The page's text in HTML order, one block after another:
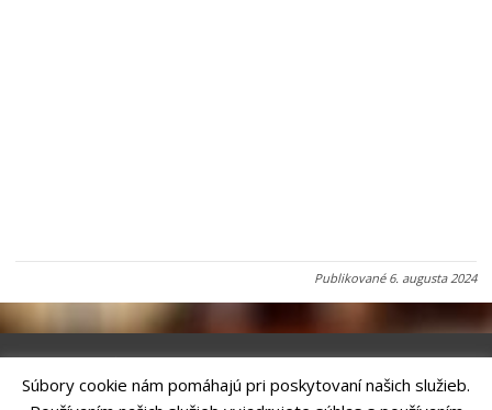
Publikované 6. augusta 2024
Riešenie ANTIK SMART CITY | Technický prevádzkovateľ – MVI
Súbory cookie nám pomáhajú pri poskytovaní našich služieb.